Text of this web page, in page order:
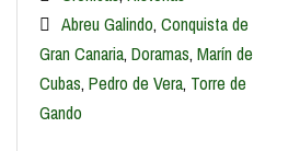
Abreu Galindo,Conquista de
Gran Canaria,Doramas,Marín de
Cubas,Pedro de Vera, Torre de
Gando